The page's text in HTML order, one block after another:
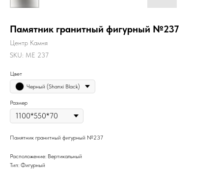
Памятник гранитный фигурный №237
Центр Камня
SKU: ME 237
Цвет
Черный (Shanxi Black)
Размер
Памятник гранитный фигурный №237
Расположение: Вертикальный
Тип: Фигурный